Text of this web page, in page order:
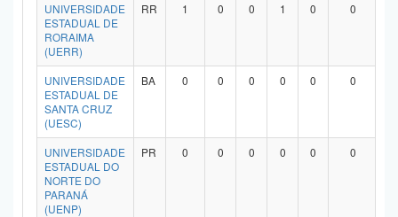
UNIVERSIDADE
ESTADUAL DE
RORAIMA
(UERR)
RR 1 0 0 1 0 0
UNIVERSIDADE
ESTADUAL DE
SANTA CRUZ
(UESC)
BA 0 0 0 0 0 0
UNIVERSIDADE
ESTADUAL DO
NORTE DO
PARANÁ
(UENP)
PR 0 0 0 0 0 0